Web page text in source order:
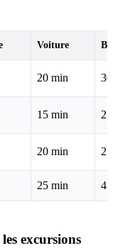
Voiture
20 min
15 min
20 min
25 min
excursions